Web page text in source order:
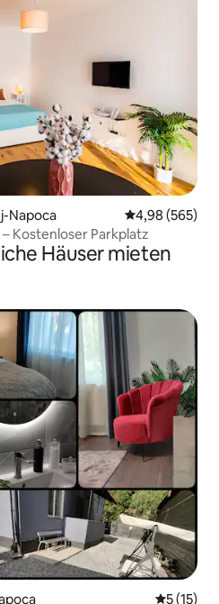
Napoca
4,98 (565)
Kostenloser Parkplatz
Häuser mieten
5 (15)